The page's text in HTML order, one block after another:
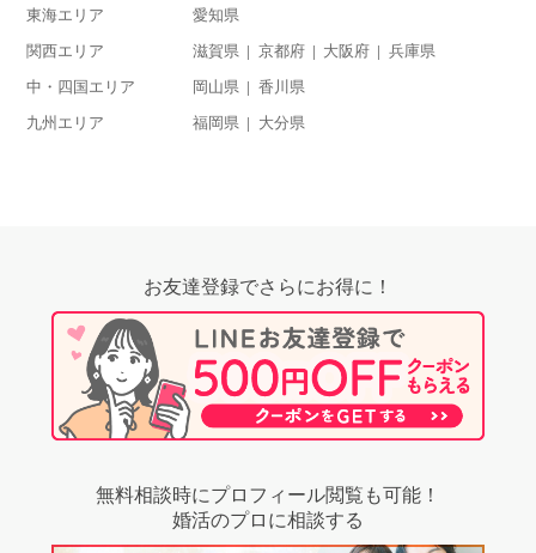
東海エリア 愛知県
関西エリア 滋賀県 京都府 大阪府 兵庫県
中・四国エリア 岡山県 香川県
九州エリア 福岡県 大分県
お友達登録でさらにお得に！
無料相談時にプロフィール閲覧も可能！
婚活のプロに相談する